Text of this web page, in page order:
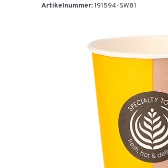
Artikelnummer: 191594-SW81